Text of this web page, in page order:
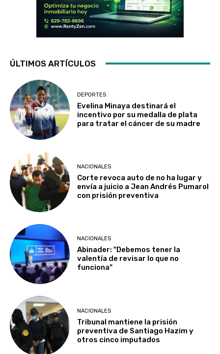
ÚLTIMOS ARTÍCULOS
DEPORTES
Evelina Minaya destinará el
incentivo por su medalla de plata
para tratar el cáncer de su madre
NACIONALES
Corte revoca auto de no ha lugar y
envía a juicio a Jean Andrés Pumarol
con prisión preventiva
NACIONALES
Abinader: "Debemos tener la
valentía de revisar lo que no
funciona"
NACIONALES
Tribunal mantiene la prisión
preventiva de Santiago Hazim y
otros cinco imputados